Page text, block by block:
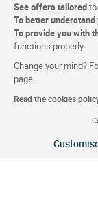
See offers tailored
To better understand
To provide you with
functions properly.
Change your mind?
page.
Read the cookies
08-09 Aug 2026
2 Reisende | 1
Presse
Bedingungen
Rechtliche Hinweise
Personenbezogene